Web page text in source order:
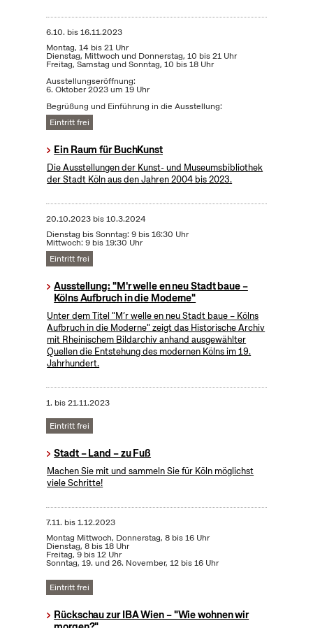
6.10. bis16.11.2023
Montag, 14 bis 21 Uhr
Dienstag, Mittwoch und Donnerstag, 10 bis 21 Uhr
Freitag, Samstag und Sonntag, 10 bis 18 Uhr
Ausstellungseröffnung:
6. Oktober 2023 um 19 Uhr
Begrüßung und Einführung in die Ausstellung:
Eintritt frei
Ein Raum für BuchKunst
Die Ausstellungen der Kunst- und Museumsbibliothek
der Stadt Köln aus den Jahren 2004 bis 2023.
20.10.2023bis10.3.2024
Dienstag bis Sonntag: 9 bis 16:30 Uhr
Mittwoch: 9 bis 19:30 Uhr
Eintritt frei
Ausstellung: "M'r welle en neu Stadt baue –
Kölns Aufbruch in die Moderne"
Unter dem Titel "M’r welle en neu Stadt baue – Kölns
Aufbruch in die Moderne" zeigt das Historische Archiv
mit Rheinischem Bildarchiv anhand ausgewählter
Quellen die Entstehung des modernen Kölns im 19.
Jahrhundert.
1. bis21.11.2023
Eintritt frei
Stadt – Land – zu Fuß
Machen Sie mit und sammeln Sie für Köln möglichst
viele Schritte!
7.11. bis1.12.2023
Montag Mittwoch, Donnerstag, 8 bis 16 Uhr
Dienstag, 8 bis 18 Uhr
Freitag, 9 bis 12 Uhr
Sonntag, 19. und 26. November, 12 bis 16 Uhr
Eintritt frei
Rückschau zur IBA Wien – "Wie wohnen wir